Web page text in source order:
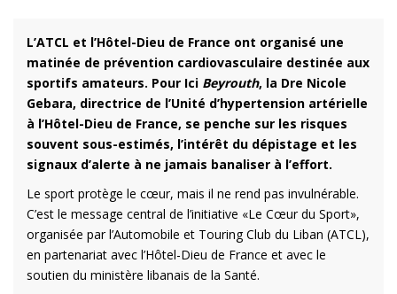
L’ATCL et l’Hôtel-Dieu de France ont organisé une
matinée de prévention cardiovasculaire destinée aux
sportifs amateurs. Pour Ici Beyrouth, la Dre Nicole
Gebara, directrice de l’Unité d’hypertension artérielle
à l’Hôtel-Dieu de France, se penche sur les risques
souvent sous-estimés, l’intérêt du dépistage et les
signaux d’alerte à ne jamais banaliser à l’effort.
Le sport protège le cœur, mais il ne rend pas invulnérable.
C’est le message central de l’initiative «Le Cœur du Sport»,
organisée par l’Automobile et Touring Club du Liban (ATCL),
en partenariat avec l’Hôtel-Dieu de France et avec le
soutien du ministère libanais de la Santé.